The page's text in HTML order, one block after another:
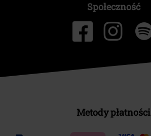
Społeczność
Metody płatności